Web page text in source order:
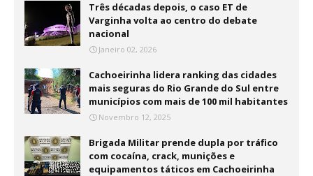
Três décadas depois, o caso ET de
Varginha volta ao centro do debate
nacional
Janeiro 02, 2026
Cachoeirinha lidera ranking das cidades
mais seguras do Rio Grande do Sul entre
municípios com mais de 100 mil habitantes
Novembro 12, 2025
Brigada Militar prende dupla por tráfico
com cocaína, crack, munições e
equipamentos táticos em Cachoeirinha